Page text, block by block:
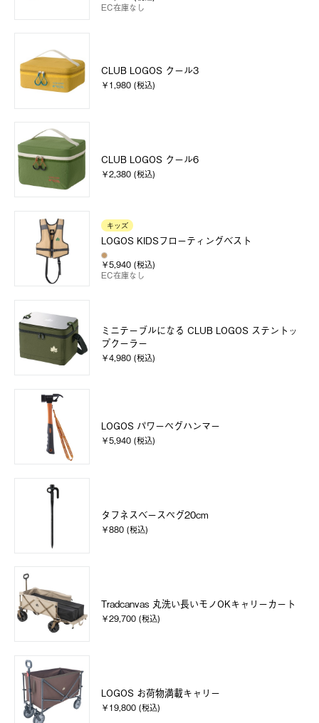
EC在庫なし
CLUB LOGOS クール3
￥1,980 (税込)
CLUB LOGOS クール6
￥2,380 (税込)
キッズ
LOGOS KIDSフローティングベスト
￥5,940 (税込)
EC在庫なし
ミニテーブルになる CLUB LOGOS ステントッ
プクーラー
￥4,980 (税込)
LOGOS パワーペグハンマー
￥5,940 (税込)
タフネスベースペグ20cm
￥880 (税込)
Tradcanvas 丸洗い長いモノOKキャリーカート
￥29,700 (税込)
LOGOS お荷物満載キャリー
￥19,800 (税込)